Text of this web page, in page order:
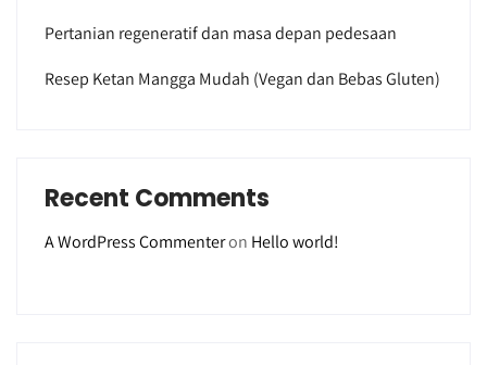
Pertanian regeneratif dan masa depan pedesaan
Resep Ketan Mangga Mudah (Vegan dan Bebas Gluten)
Recent Comments
A WordPress Commenteron Hello world!